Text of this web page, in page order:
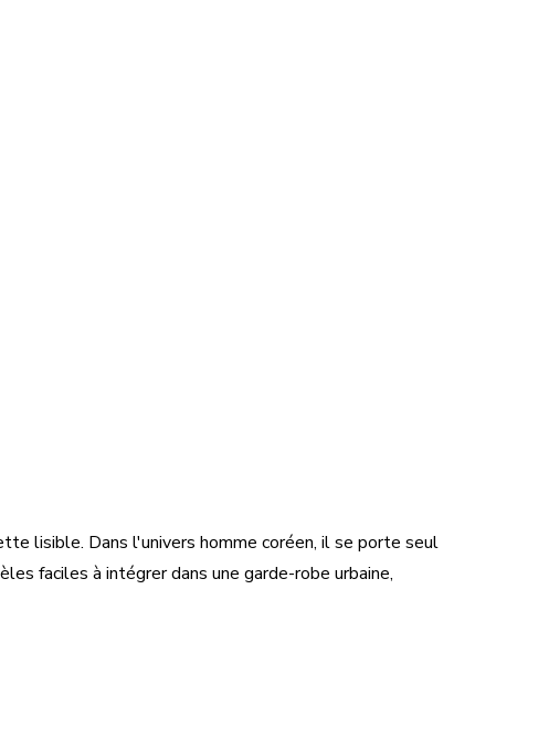
lisible. Dans l'univers homme coréen, il se porte seul
faciles à intégrer dans une garde-robe urbaine,